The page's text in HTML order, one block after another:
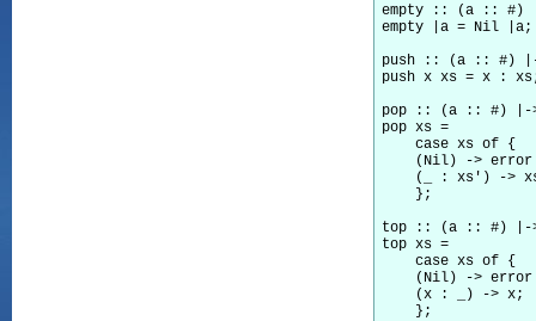
empty :: (a :: #)
empty |a = Nil |a;
push :: (a :: #) |-
push x xs = x :
pop :: (a :: #) |->
pop xs =
    case xs of {
(Nil) ->
(_ : xs') ->
    };
top :: (a :: #) |->
top xs =
    case xs of {
(Nil) ->
    (x : _) -> x;
    };